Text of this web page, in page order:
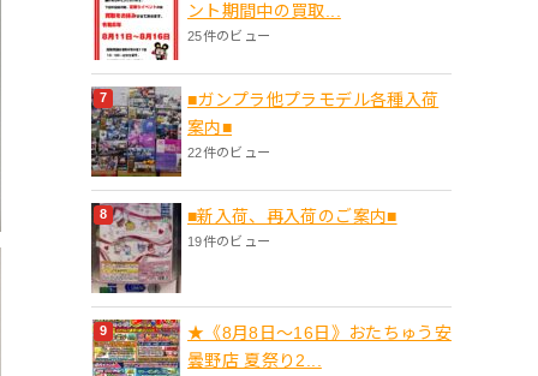
ント期間中の買取...
25件のビュー
■ガンプラ他プラモデル各種入荷
案内■
22件のビュー
■新入荷、再入荷のご案内■
19件のビュー
★《8月8日～16日》おたちゅう安
曇野店 夏祭り2...